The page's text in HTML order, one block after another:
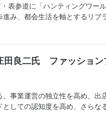
表参道に「ハンティングワー
み、都会生活を軸とするリブ
田良二氏 ファッション
事業運営の独立性を高め、出
しての認知度を高め、さらな